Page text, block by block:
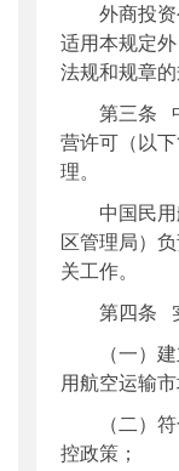
外商投
适用本规定
法规和规章的
第三条
营许可（以
理。
中国民
区管理局）
关工作。
第四条
（一）
用航空运输市
（二）
控政策；